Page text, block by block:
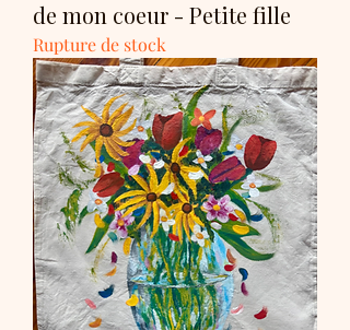
de mon coeur - Petite fille
Rupture de stock